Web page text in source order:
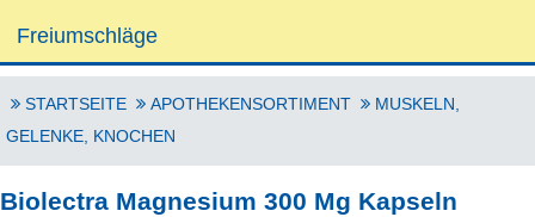
Freiumschläge
STARTSEITE APOTHEKENSORTIMENT
MUSKELN,
GELENKE, KNOCHEN
Biolectra Magnesium 300 Mg Kapseln